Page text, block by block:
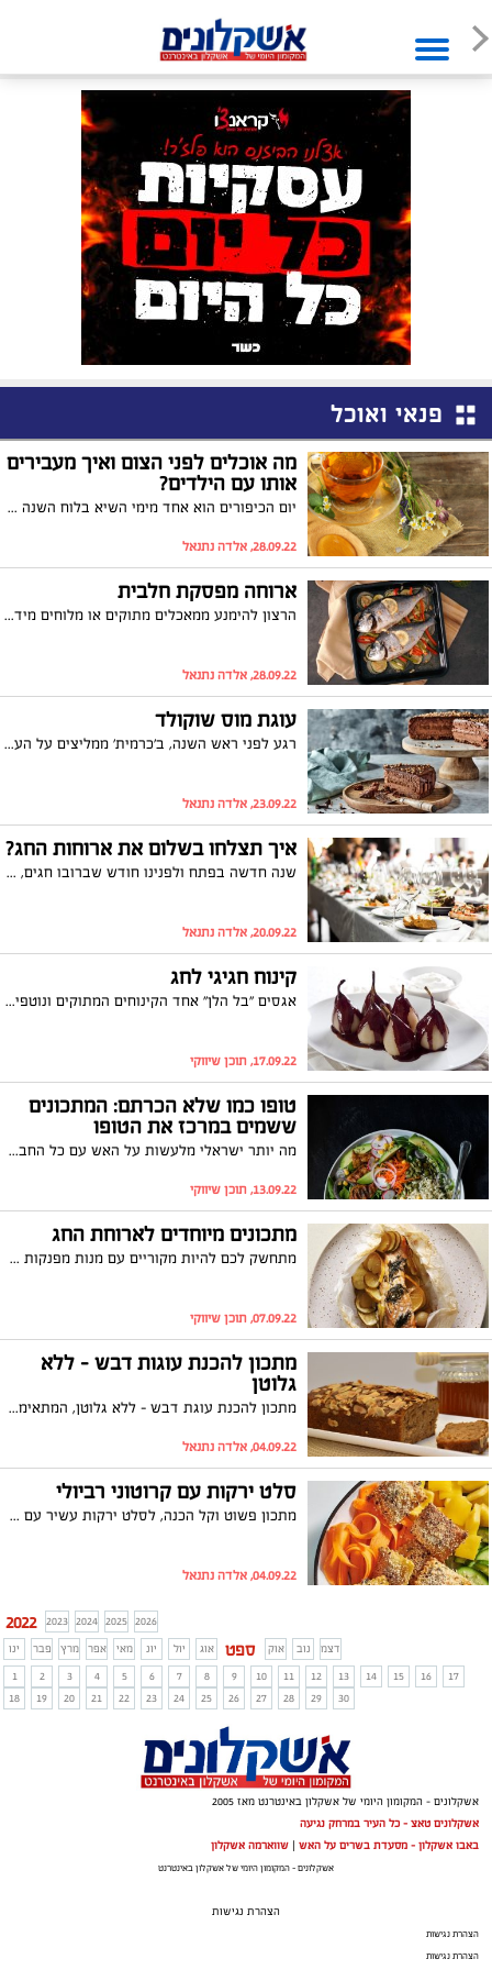
פנאי ואוכל
מה אוכלים לפני הצום ואיך מעבירים
אותו עם הילדים?
יום הכיפורים הוא אחד מימי השיא בלוח השנה היהודי אך יחד עם זאת רבים מאיתנו חוששים מהצום הארוך, מזג אוויר החם ואם יש ילדים קטנים בבית אז- איך מעסיקים אותם בלי להתעייף יותר מידי מהצום? רגע לפני היום המיוחד ריכזנו המלצות מיוחדות מד"ר יונה וורצ'וב בעל המרכז הרפואי מדיקל טופ בראש פינה ושושי וורצ'וב מנהלת מרכז חוויה לילדים במרכז מדיקל טופ.
28.09.22, אלדה נתנאל
ארוחה מפסקת חלבית
הרצון להימנע ממאכלים מתוקים או מלוחים מידי – שמעוררים צמא, עשוי להפוך את הארוחה המפסקת שלפני הצום לתפלה ובנאלית שמסתכמת במרק צח ועוף בתנור מידי שנה. הצעה מקורית לארוחה מפסקת חלבית שמתחילה בטליאטלה בטטה ושמנת למנה ראשונה – תוך שילוב בין פחמימות המתפרקות מהר לכאלו עתירות בסיבים לפירוק איטי, מנה עיקרית של דג שלם בירקות ולימון מספק מנת חלבונים איכותית וללא שומן ולקינוח גלידה עם הפתעות פירותיות – קינוח יפה להגשה שלא מכביד בהליכה לבית הכנסת ובחזרה
28.09.22, אלדה נתנאל
עוגת מוס שוקולד
רגע לפני ראש השנה, ב'כרמית' ממליצים על העוגה שתעשה את ההבדל בשולחן-עוגת מוס שוקולד עם אגוזי לוז מקורמלים של שף לורו לוי המבוססת על שוקולדים איכותיים של 'כרמית'.
23.09.22, אלדה נתנאל
איך תצלחו בשלום את ארוחות החג?
שנה חדשה בפתח ולפנינו חודש שברובו חגים, חופש, ארוחות משפחתיות והרבה מאוד אוכל. לצד כל ה"פאן" והחגיגה של תקופת החגים, יש מי שדווקא חושש מ"העושר" התזונתי שיש לזמן הזה להציע. לקראת חגי תשרי הדיאטנית הקלינית שירה נחושתן ביטון מהמרכז הרפואי "מדיקל- טופ" מעניקה מספר המלצות- כך תעברו את החגים בשלום.
20.09.22, אלדה נתנאל
קינוח חגיגי לחג
אגסים "בל הלן" אחד הקינוחים המתוקים ונוטפי השוקולד לאוהבים
17.09.22, תוכן שיווקי
טופו כמו שלא הכרתם: המתכונים
ששמים במרכז את הטופו
מה יותר ישראלי מלעשות על האש עם כל החברים והמשפחה? ומה יותר טוב מארוחה מגוונת שיכולה להתאים גם לקרובים הצמחוניים והטבעוניים? המתכונים הטבעוניים שיהפכו את העל האש למיוחד יותר וישנו את התפיסה שלכם לגבי טופו – החל מפלטת ירקות וטופו עד לסטייק טופו עשיר טעמים.
13.09.22, תוכן שיווקי
מתכונים מיוחדים לארוחת החג
מתחשק לכם להיות מקוריים עם מנות מפנקות לחג? המומחים של Beko , מותג מכשירי החשמל הבינלאומי, מציעים שלוש מנות שירכיבו לכם את הבסיס לארוחת החג
07.09.22, תוכן שיווקי
מתכון להכנת עוגות דבש - ללא
גלוטן
מתכון להכנת עוגת דבש – ללא גלוטן, המתאימה להגשה כקינוח בראש השנה וחגי תישרי. העוגה מתאימה גם לשוחרי בריאות, חובבי מזון ללא גלוטן או לסובלים ממחלת הצליאק. היא אוורירית, עשירה בטעמים, רכה, נימוחה בפה, ומתאימה כמנה אחרונה לכל ארוחה.
04.09.22, אלדה נתנאל
סלט ירקות עם קרוטוני רביולי
מתכון פשוט וקל הכנה, לסלט ירקות עשיר עם קרוטונים שמכינים עם הרביולי המושלמים של פסטה ריקו
04.09.22, אלדה נתנאל
2022 2023 2024 2025 2026
ינו
פבר מרץ אפר מאי יונ יול אוג ספט אוק נוב
דצמ
1
2 3 4 5 6 7 8 9 10 11 12 13 14 15 16
17
18
19 20 21 22 23 24 25 26 27 28 29 30
אשקלונים - המקומון היומי של אשקלון באינטרנט מאז 2005
אשקלונים טאצ - כל העיר במרחק נגיעה
באבו אשקלון - מסעדת בשרים על האש | שווארמה אשקלון
אשקלונים - המקומון היומי של אשקלון באינטרנט
הצהרת נגישות
הצהרת נגישות
הצהרת נגישות